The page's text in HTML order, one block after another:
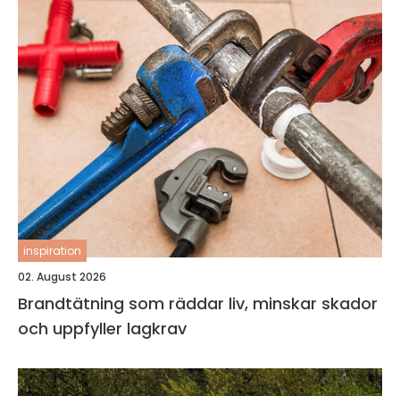
inspiration
02. August 2026
Brandtätning som räddar liv, minskar skador
och uppfyller lagkrav